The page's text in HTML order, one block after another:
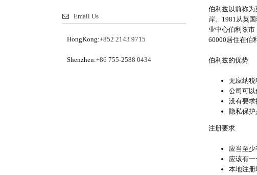
Email Us
HongKong:+852 2143 9715
Shenzhen:+86 755-2588 0434
伯利兹以前称
岸。1981从英
业中心伯利兹市
60000居住在伯
伯利兹的优势
无应纳
公司可
没有要求
隐私保
注册要求
应当至
应该有
本地注册